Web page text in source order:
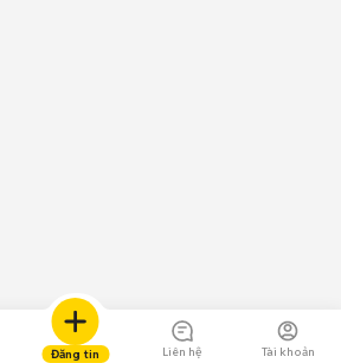
Đăng tin Liên hệ Tài khoản